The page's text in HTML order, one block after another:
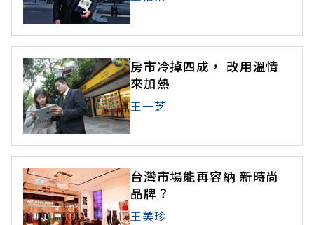
房市冷掉四成， 改用溫情
來加熱
王一芝
台灣市場能再容納 新時尚
品牌？
王美珍